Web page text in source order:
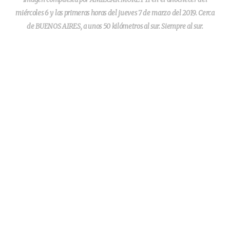
miércoles 6 y las primeras horas del jueves 7 de marzo del 2019. Cerca
de BUENOS AIRES, a unos 50 kilómetros al sur. Siempre al sur.